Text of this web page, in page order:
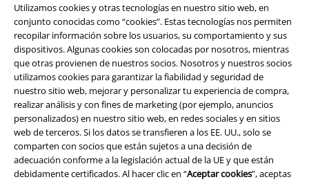
Utilizamos cookies y otras tecnologías en nuestro sitio web, en
conjunto conocidas como “cookies”. Estas tecnologías nos permiten
recopilar información sobre los usuarios, su comportamiento y sus
dispositivos. Algunas cookies son colocadas por nosotros, mientras
que otras provienen de nuestros socios. Nosotros y nuestros socios
utilizamos cookies para garantizar la fiabilidad y seguridad de
nuestro sitio web, mejorar y personalizar tu experiencia de compra,
realizar análisis y con fines de marketing (por ejemplo, anuncios
personalizados) en nuestro sitio web, en redes sociales y en sitios
web de terceros. Si los datos se transfieren a los EE. UU., solo se
comparten con socios que están sujetos a una decisión de
adecuación conforme a la legislación actual de la UE y que están
debidamente certificados. Al hacer clic en “Aceptar cookies”, aceptas
Legal
Términos y Condiciones
Aviso Legal